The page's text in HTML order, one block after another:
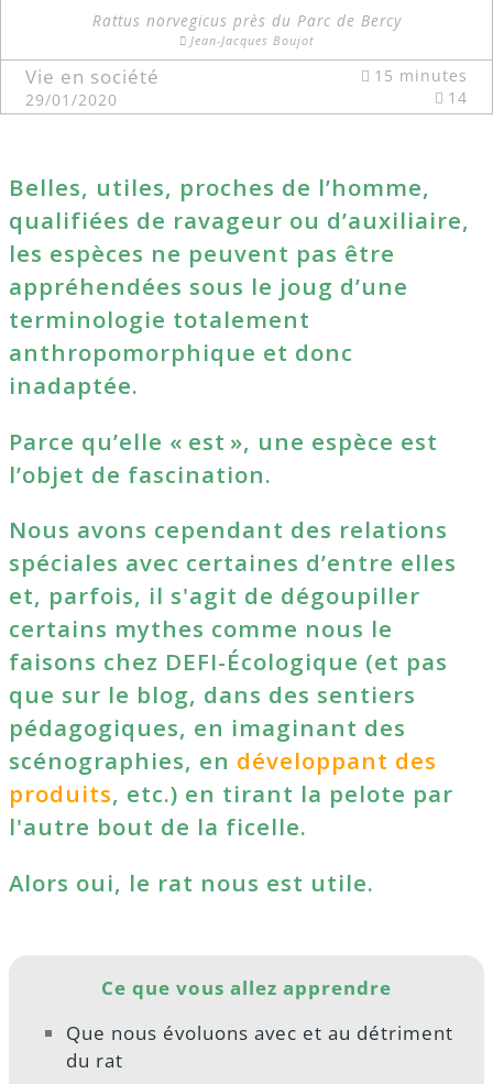
Rattus norvegicus près du Parc de Bercy
Jean-Jacques Boujot
Vie en société
29/01/2020
15 minutes
14
Belles, utiles, proches de l’homme,
qualifiées de ravageur ou d’auxiliaire,
les espèces ne peuvent pas être
appréhendées sous le joug d’une
terminologie totalement
anthropomorphique et donc
inadaptée.
Parce qu’elle « est », une espèce est
l’objet de fascination.
Nous avons cependant des relations
spéciales avec certaines d’entre elles
et, parfois, il s'agit de dégoupiller
certains mythes comme nous le
faisons chez DEFI-Écologique (et pas
que sur le blog, dans des sentiers
pédagogiques, en imaginant des
scénographies, en développant des
produits, etc.) en tirant la pelote par
l'autre bout de la ficelle.
Alors oui, le rat nous est utile.
Ce que vous allez apprendre
Que nous évoluons avec et au détriment
du rat